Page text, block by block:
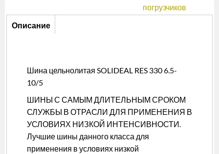
погрузчиков
Описание
Описание
Шина цельнолитая SOLIDEAL RES 330 6.5-
10/5
ШИНЫ С САМЫМ ДЛИТЕЛЬНЫМ СРОКОМ
СЛУЖБЫ В ОТРАСЛИ ДЛЯ ПРИМЕНЕНИЯ В
УСЛОВИЯХ НИЗКОЙ ИНТЕНСИВНОСТИ.
Лучшие шины данного класса для
применения в условиях низкой